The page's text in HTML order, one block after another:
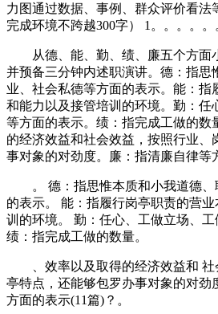
力图通过数据、事例、群众评价看法
完成环境不跨越300字） 1。。。。。
从德、能、勤、绩、廉五个方面
并预备三分钟内述职演讲。德：指思
业、社会私德等方面的表示。能：指
和能力以及接管培训的环境。勤：任
等方面的表示。绩：指完成工做的数
的经济效益和社会效益，按照行业、
事对象的对劲度。廉：指清廉自律等
。 德：指思惟本质和小我道德、
的表示。 能：指履行岗亭职责的营
训的环境。 勤：任心、工做立场、工
绩：指完成工做的数量。
、效率以及取得的经济效益和 社
亭特点，还能够包罗办事对象的对劲
方面的表示(11篇)？。